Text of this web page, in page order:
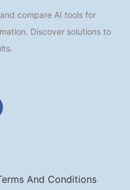
compare AI tools for
Discover solutions to
And Conditions